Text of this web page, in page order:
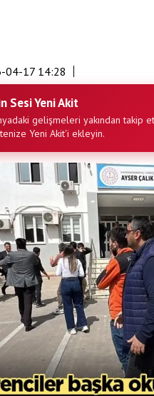
04-17 14:28
Sesi Yeni Akit
gelişmeleri yakından takip
Yeni Akit'i ekleyin.